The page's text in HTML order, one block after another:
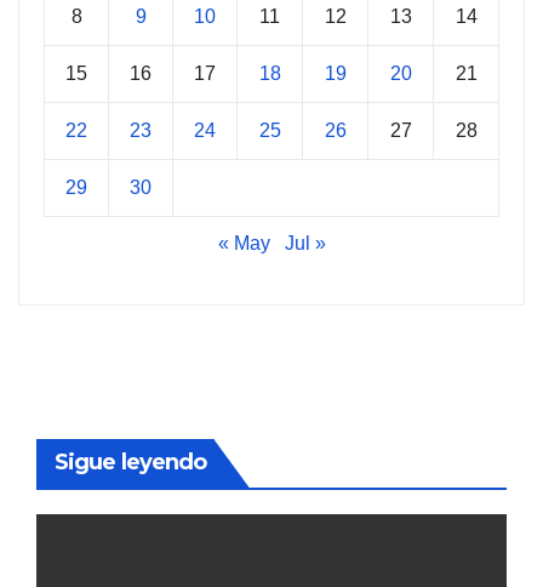
8 9 10 11 12 13 14
15 16 17 18 19 20 21
22 23 24 25 26 27 28
29 30
« May Jul »
Sigue leyendo